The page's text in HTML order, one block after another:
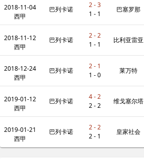
技
2018-11-04
西甲
巴列卡诺
2 - 3
1 - 1
巴塞罗那
2018-11-12
西甲
巴列卡诺
2 - 2
1 - 1
比利亚雷亚
尔
2018-12-24
西甲
巴列卡诺
2 - 1
1 - 0
莱万特
2019-01-12
西甲
巴列卡诺
4 - 2
2 - 2
维戈塞尔塔
2019-01-21
西甲
巴列卡诺
2 - 2
2 - 1
皇家社会